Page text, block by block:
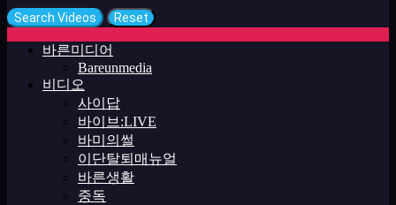
바른미디어
Bareunmedia
비디오
사이답
바이브:LIVE
바미의썰
이단탈퇴매뉴얼
바른생활
중독